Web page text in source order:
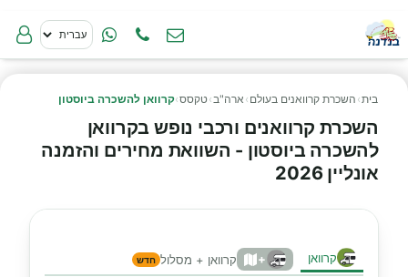
בית› השכרת קרוואנים בעולם › ארה"ב›טקסס›קרוואן להשכרה ביוסטון
השכרת קרוואנים ורכבי נופש בקרוואן
להשכרה ביוסטון - השוואת מחירים והזמנה
אונליין 2026
קרוואן + קרוואן + מסלול חדש